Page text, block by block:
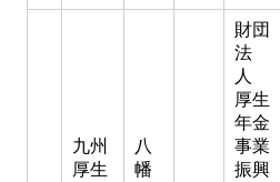
九州
厚生
八
幡
財団
法
人
厚生
年金
事業
振興